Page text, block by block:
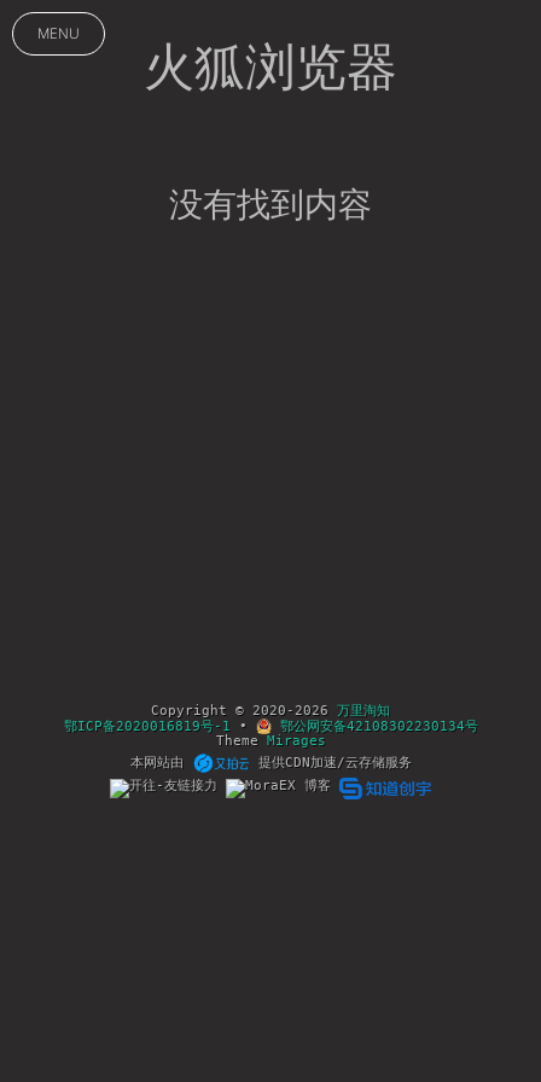
MENU 火狐浏览器
没有找到内容
Copyright © 2020-2026 万里淘知
鄂ICP备2020016819号-1 •
鄂公网安备42108302230134号
Theme Mirages
本网站由
提供CDN加速/云存储服务